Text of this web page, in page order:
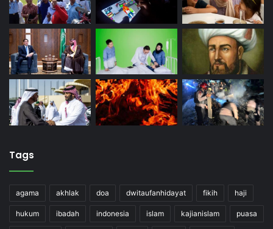
Tags
agama akhlak doa dwitaufanhidayat fikih haji
hukum ibadah indonesia islam kajianislam puasa